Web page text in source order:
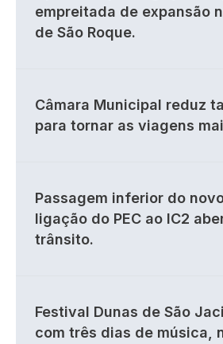
empreitada de expansão
de São Roque.
Câmara Municipal reduz
para tornar as viagens
Passagem inferior do
ligação do PEC ao IC2
trânsito.
Festival Dunas de São
com três dias de música,